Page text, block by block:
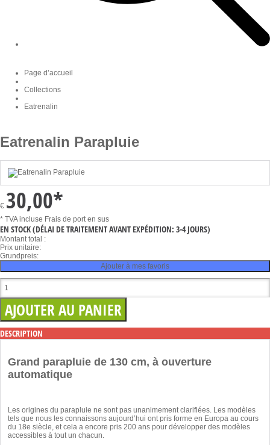
Page d’accueil
Collections
Eatrenalin
Eatrenalin Parapluie
€ 30,00*
* TVA incluse Frais de port en sus
EN STOCK(DÉLAI DE TRAITEMENT AVANT EXPÉDITION: 3-4 JOURS)
Montant total :
Prix unitaire:
Grundpreis:
Ajouter à mes favoris
DESCRIPTION
Grand parapluie de 130 cm, à ouverture
automatique
Les origines du parapluie ne sont pas unanimement clarifiées. Les modèles
tels que nous les connaissons aujourd’hui ont pris forme en Europa au cours
du 18e siècle, et cela a encore pris 200 ans pour développer des modèles
accessibles à tout un chacun.